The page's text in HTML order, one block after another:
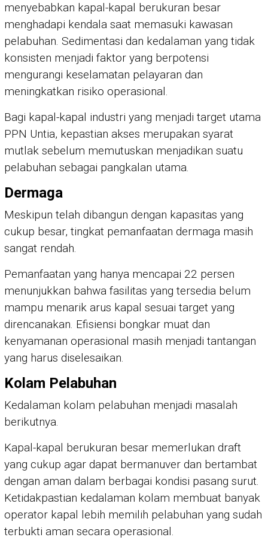
menyebabkan kapal-kapal berukuran besar
menghadapi kendala saat memasuki kawasan
pelabuhan. Sedimentasi dan kedalaman yang tidak
konsisten menjadi faktor yang berpotensi
mengurangi keselamatan pelayaran dan
meningkatkan risiko operasional.
Bagi kapal-kapal industri yang menjadi target utama
PPN Untia, kepastian akses merupakan syarat
mutlak sebelum memutuskan menjadikan suatu
pelabuhan sebagai pangkalan utama.
Dermaga
Meskipun telah dibangun dengan kapasitas yang
cukup besar, tingkat pemanfaatan dermaga masih
sangat rendah.
Pemanfaatan yang hanya mencapai 22 persen
menunjukkan bahwa fasilitas yang tersedia belum
mampu menarik arus kapal sesuai target yang
direncanakan. Efisiensi bongkar muat dan
kenyamanan operasional masih menjadi tantangan
yang harus diselesaikan.
Kolam Pelabuhan
Kedalaman kolam pelabuhan menjadi masalah
berikutnya.
Kapal-kapal berukuran besar memerlukan draft
yang cukup agar dapat bermanuver dan bertambat
dengan aman dalam berbagai kondisi pasang surut.
Ketidakpastian kedalaman kolam membuat banyak
operator kapal lebih memilih pelabuhan yang sudah
terbukti aman secara operasional.